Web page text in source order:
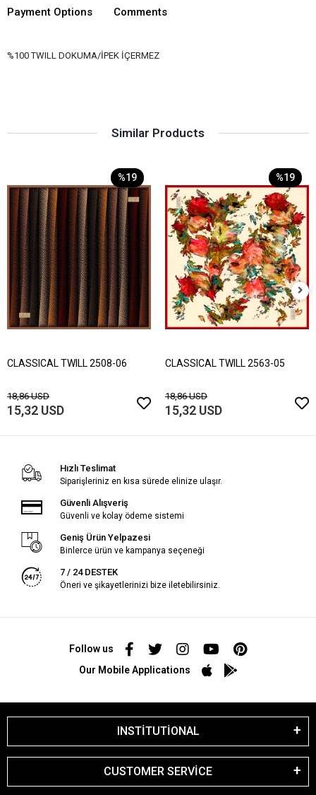
Payment Options Comments
%100 TWILL DOKUMA/İPEK İÇERMEZ
Similar Products
%19
CLASSICAL TWILL 2508-06
18,86 USD
15,32 USD
%19
CLASSICAL TWILL 2563-05
18,86 USD
15,32 USD
Hızlı Teslimat
Siparişleriniz en kısa sürede elinize ulaşır.
Güvenli Alışveriş
Güvenli ve kolay ödeme sistemi
Geniş Ürün Yelpazesi
Binlerce ürün ve kampanya seçeneği
7 / 24 DESTEK
Öneri ve şikayetlerinizi bize iletebilirsiniz.
Follow us
Our Mobile Applications
INSTİTUTİONAL
CUSTOMER SERVİCE